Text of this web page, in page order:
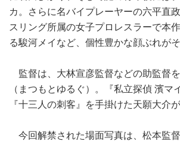
カ。さらに名バイプレーヤーの六平直
スリング所属の女子プロレスラーで本
る駿河メイなど、個性豊かな顔ぶれがそ
監督は、大林宣彦監督などの助監督
（まつもとゆるぐ）。『私立探偵 濱マ
『十三人の刺客』を手掛けた天願大介
今回解禁された場面写真は、松本監